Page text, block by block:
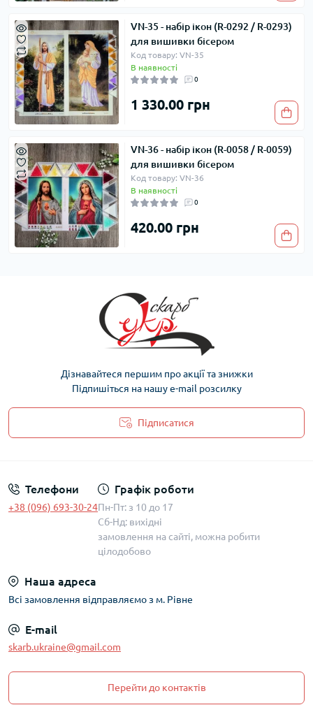
VN-35 - набір ікон (R-0292 / R-0293)
для вишивки бісером
Код товару: VN-35
В наявності
0
1 330.00 грн
VN-36 - набір ікон (R-0058 / R-0059)
для вишивки бісером
Код товару: VN-36
В наявності
0
420.00 грн
Дізнавайтеся першим про акції та знижки
Підпишіться на нашу e-mail розсилку
Підписатися
Телефони
+38 (096) 693-30-24
Графік роботи
Пн-Пт: з 10 до 17
Сб-Нд: вихідні
замовлення на сайті, можна робити
цілодобово
Наша адреса
Всі замовлення відправляємо з м. Рівне
E-mail
skarb.ukraine@gmail.com
Перейти до контактів